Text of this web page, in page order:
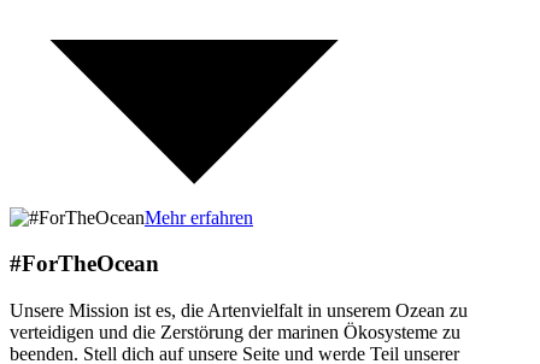
Mehr erfahren
#ForTheOcean
Unsere Mission ist es, die Artenvielfalt in unserem Ozean zu
verteidigen und die Zerstörung der marinen Ökosysteme zu
beenden. Stell dich auf unsere Seite und werde Teil unserer